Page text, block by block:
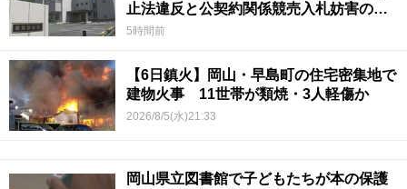
止法違反と公契約関係競売入札妨害の疑
い
5時間前
【6日鎮火】岡山・早島町の住宅密集地で
建物火事 11世帯が類焼・3人軽傷か
2026/8/5(水)21:33
岡山県立図書館で子どもたちが本の保護